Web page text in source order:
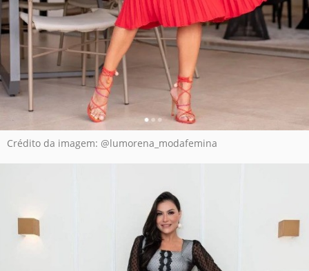
Crédito da imagem: @lumorena_modafemina